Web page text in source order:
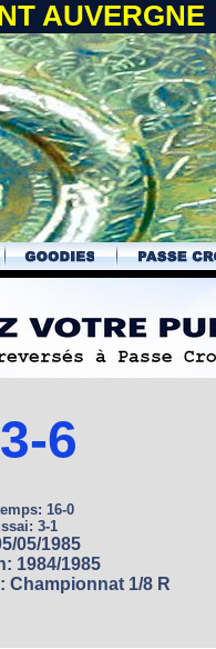
AUVERGNE
6
16-0
3-1
05/1985
1984/1985
Championnat 1/8 R